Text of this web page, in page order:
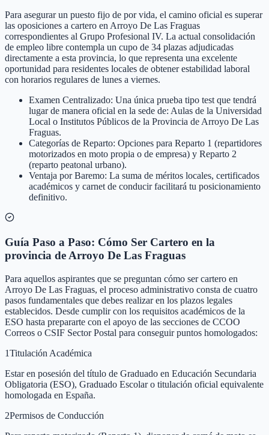
Para asegurar un puesto fijo de por vida, el camino oficial es superar
las oposiciones a cartero en Arroyo De Las Fraguas
correspondientes al Grupo Profesional IV. La actual consolidación
de empleo libre contempla un cupo de 34 plazas adjudicadas
directamente a esta provincia, lo que representa una excelente
oportunidad para residentes locales de obtener estabilidad laboral
con horarios regulares de lunes a viernes.
Examen Centralizado: Una única prueba tipo test que tendrá
lugar de manera oficial en la sede de: Aulas de la Universidad
Local o Institutos Públicos de la Provincia de Arroyo De Las
Fraguas.
Categorías de Reparto: Opciones para Reparto 1 (repartidores
motorizados en moto propia o de empresa) y Reparto 2
(reparto peatonal urbano).
Ventaja por Baremo: La suma de méritos locales, certificados
académicos y carnet de conducir facilitará tu posicionamiento
definitivo.
Guía Paso a Paso: Cómo Ser Cartero en la
provincia de Arroyo De Las Fraguas
Para aquellos aspirantes que se preguntan cómo ser cartero en
Arroyo De Las Fraguas, el proceso administrativo consta de cuatro
pasos fundamentales que debes realizar en los plazos legales
establecidos. Desde cumplir con los requisitos académicos de la
ESO hasta prepararte con el apoyo de las secciones de CCOO
Correos o CSIF Sector Postal para conseguir puntos homologados:
1Titulación Académica
Estar en posesión del título de Graduado en Educación Secundaria
Obligatoria (ESO), Graduado Escolar o titulación oficial equivalente
homologada en España.
2Permisos de Conducción